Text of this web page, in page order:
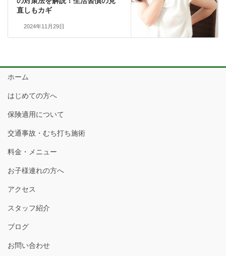
直しもカギ
2024年11月29日
ホーム
はじめての方へ
保険適用について
交通事故・むち打ち施術
料金・メニュー
お子様連れの方へ
アクセス
スタッフ紹介
ブログ
お問い合わせ